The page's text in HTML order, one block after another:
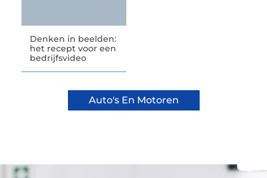
Denken in beelden:
het recept voor een
bedrijfsvideo
Auto's En Motoren